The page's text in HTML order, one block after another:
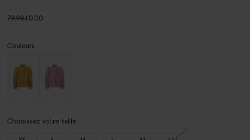
79.9840.00
Couleurs
Choisissez votre taille